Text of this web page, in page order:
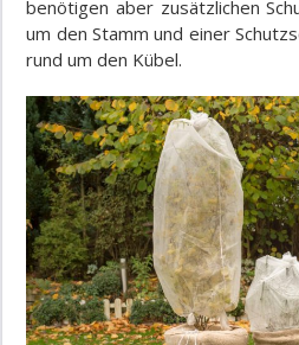
benötigen aber zusätzlichen
um den Stamm und einer
rund um den Kübel.